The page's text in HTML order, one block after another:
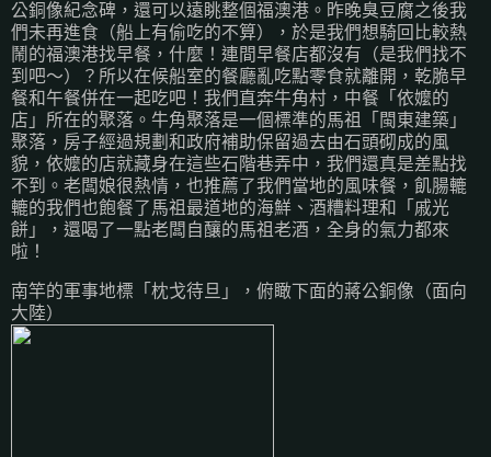
公銅像紀念碑，還可以遠眺整個福澳港。昨晚臭豆腐之後我
們未再進食（船上有偷吃的不算），於是我們想騎回比較熱
鬧的福澳港找早餐，什麼！連間早餐店都沒有（是我們找不
到吧～）？所以在候船室的餐廳亂吃點零食就離開，乾脆早
餐和午餐併在一起吃吧！我們直奔牛角村，中餐「依嬤的
店」所在的聚落。牛角聚落是一個標準的馬祖「閩東建築」
聚落，房子經過規劃和政府補助保留過去由石頭砌成的風
貌，依嬤的店就藏身在這些石階巷弄中，我們還真是差點找
不到。老闆娘很熱情，也推薦了我們當地的風味餐，飢腸轆
轆的我們也飽餐了馬祖最道地的海鮮、酒糟料理和「戚光
餅」，還喝了一點老闆自釀的馬祖老酒，全身的氣力都來
啦！
南竿的軍事地標「枕戈待旦」，俯瞰下面的蔣公銅像（面向
大陸）